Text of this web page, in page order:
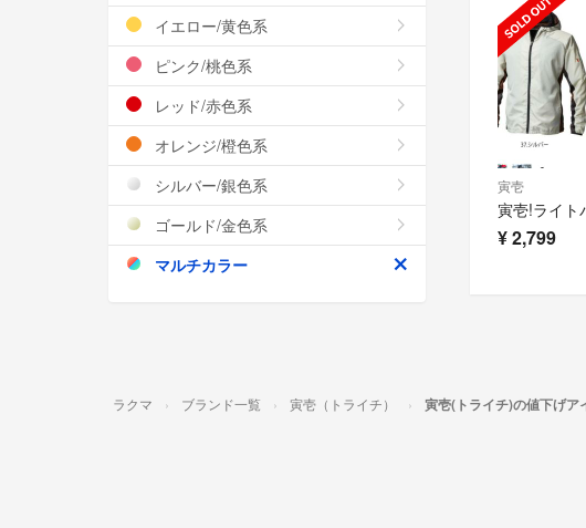
寅壱
¥2,799
イエロー/黄色系
ピンク/桃色系
レッド/赤色系
オレンジ/橙色系
シルバー/銀色系
ゴールド/金色系
マルチカラー
ラクマ ブランド一覧 寅壱（トライチ） 寅壱(トライチ)の値下げア